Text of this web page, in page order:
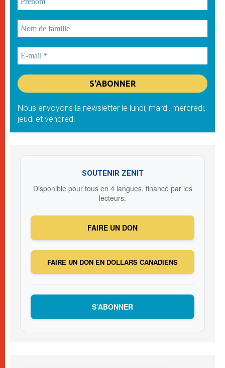
Nous envoyons la newsletter le lundi, mardi, mercredi,
jeudi et vendredi
SOUTENIR ZENIT
Disponible pour tous en 4 langues, financé par les
lecteurs.
FAIRE UN DON
FAIRE UN DON EN DOLLARS CANADIENS
S’ABONNER